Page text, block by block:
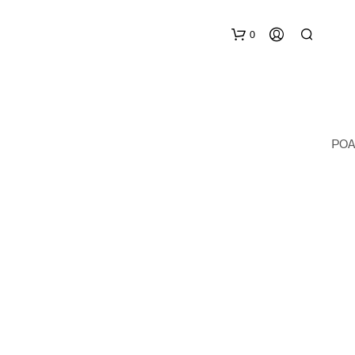
0
POA